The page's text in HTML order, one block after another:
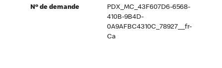
Nº de demande
PDX_MC_43F607D6-6568-
410B-9B4D-
0A9AFBC4310C_78927__fr-
Ca